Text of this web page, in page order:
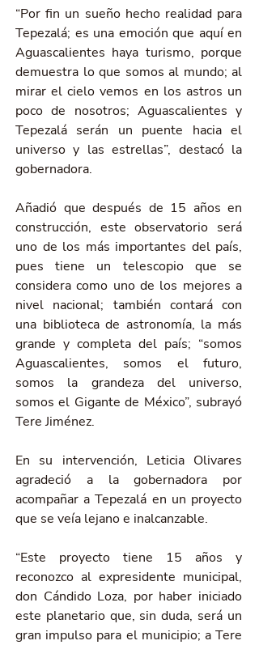
“Por fin un sueño hecho realidad para
Tepezalá; es una emoción que aquí en
Aguascalientes haya turismo, porque
demuestra lo que somos al mundo; al
mirar el cielo vemos en los astros un
poco de nosotros; Aguascalientes y
Tepezalá serán un puente hacia el
universo y las estrellas”, destacó la
gobernadora.
Añadió que después de 15 años en
construcción, este observatorio será
uno de los más importantes del país,
pues tiene un telescopio que se
considera como uno de los mejores a
nivel nacional; también contará con
una biblioteca de astronomía, la más
grande y completa del país; “somos
Aguascalientes, somos el futuro,
somos la grandeza del universo,
somos el Gigante de México”, subrayó
Tere Jiménez.
En su intervención, Leticia Olivares
agradeció a la gobernadora por
acompañar a Tepezalá en un proyecto
que se veía lejano e inalcanzable.
“Este proyecto tiene 15 años y
reconozco al expresidente municipal,
don Cándido Loza, por haber iniciado
este planetario que, sin duda, será un
gran impulso para el municipio; a Tere